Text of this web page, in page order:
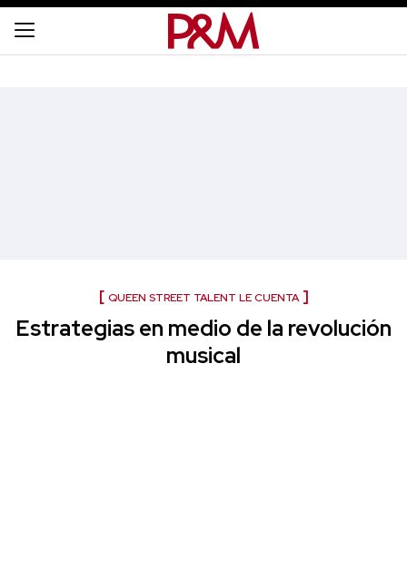
QUEEN STREET TALENT LE CUENTA
Estrategias en medio de la revolución
musical